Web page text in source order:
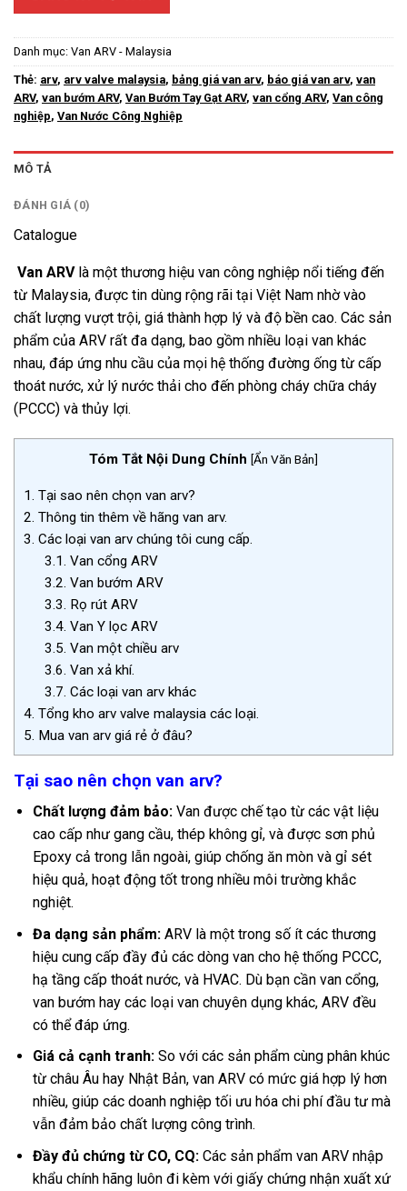
Danh mục: Van ARV - Malaysia
Thẻ: arv, arv valve malaysia, bảng giá van arv, báo giá van arv, van
ARV, van bướm ARV, Van Bướm Tay Gạt ARV, van cổng ARV, Van công
nghiệp, Van Nước Công Nghiệp
MÔ TẢ
ĐÁNH GIÁ (0)
Catalogue
Van ARVlà một thương hiệu van công nghiệp nổi tiếng đến
từ Malaysia, được tin dùng rộng rãi tại Việt Nam nhờ vào
chất lượng vượt trội, giá thành hợp lý và độ bền cao. Các sản
phẩm của ARV rất đa dạng, bao gồm nhiều loại van khác
nhau, đáp ứng nhu cầu của mọi hệ thống đường ống từ cấp
thoát nước, xử lý nước thải cho đến phòng cháy chữa cháy
(PCCC) và thủy lợi.
Tóm Tắt Nội Dung Chính [Ẩn Văn Bản]
1. Tại sao nên chọn van arv?
2. Thông tin thêm về hãng van arv.
3. Các loại van arv chúng tôi cung cấp.
3.1. Van cổng ARV
3.2. Van bướm ARV
3.3. Rọ rút ARV
3.4. Van Y lọc ARV
3.5. Van một chiều arv
3.6. Van xả khí.
3.7. Các loại van arv khác
4. Tổng kho arv valve malaysia các loại.
5. Mua van arv giá rẻ ở đâu?
Tại sao nên chọn van arv?
Chất lượng đảm bảo:Van được chế tạo từ các vật liệu
cao cấp như gang cầu, thép không gỉ, và được sơn phủ
Epoxy cả trong lẫn ngoài, giúp chống ăn mòn và gỉ sét
hiệu quả, hoạt động tốt trong nhiều môi trường khắc
nghiệt.
Đa dạng sản phẩm:ARV là một trong số ít các thương
hiệu cung cấp đầy đủ các dòng van cho hệ thống PCCC,
hạ tầng cấp thoát nước, và HVAC. Dù bạn cần van cổng,
van bướm hay các loại van chuyên dụng khác, ARV đều
có thể đáp ứng.
Giá cả cạnh tranh:So với các sản phẩm cùng phân khúc
từ châu Âu hay Nhật Bản, van ARV có mức giá hợp lý hơn
nhiều, giúp các doanh nghiệp tối ưu hóa chi phí đầu tư mà
vẫn đảm bảo chất lượng công trình.
Đầy đủ chứng từ CO, CQ:Các sản phẩm van ARV nhập
khẩu chính hãng luôn đi kèm với giấy chứng nhận xuất xứ